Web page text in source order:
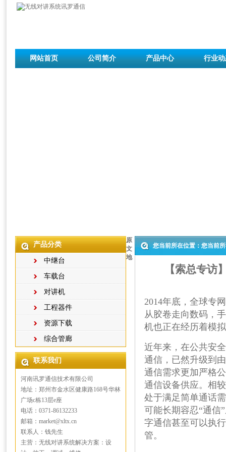
网站首页 公司简介 产品中心 行业
产品分类
中继台
车载台
对讲机
工程器件
资源下载
综合管廊
联系我们
河南讯罗通信技术有限公司
地址：郑州市金水区健康路168号华林
广场c栋13层e座
电话：0371-86132233
邮箱：market@xltx.cn
联系人：钱先生
主营：无线对讲系统解决方案：设
您当前所在位置：您当前
【索总专访
2014年底，全球专
从胶卷走向数码，
机也正在经历着模
近年来，在公共安
通信，已然升级到
通信需求更加严格
通信设备供应。相
处于满足简单通话
可能长期容忍“通信
字通信甚至可以执
管。
原
文
地